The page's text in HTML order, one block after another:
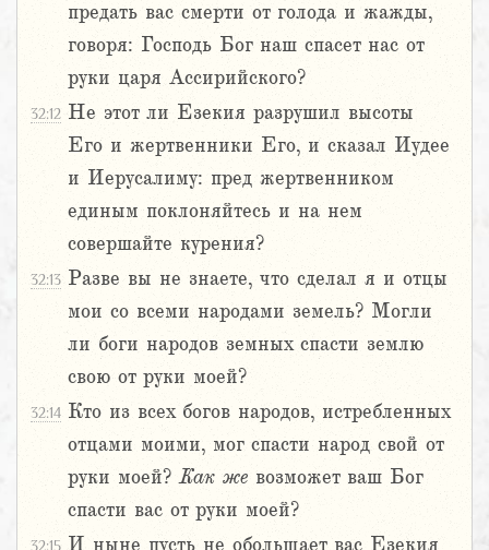
предать вас смерти от голода и жажды,
говоря: Господь Бог наш спасет нас от
руки царя Ассирийского?
32:12 Не этот ли Езекия разрушил высоты
Его и жертвенники Его, и сказал Иудее
и Иерусалиму: пред жертвенником
единым поклоняйтесь и на нем
совершайте курения?
32:13 Разве вы не знаете, что сделал я и отцы
мои со всеми народами земель? Могли
ли боги народов земных спасти землю
свою от руки моей?
32:14 Кто из всех богов народов, истребленных
отцами моими, мог спасти народ свой от
руки моей?Как же возможет ваш Бог
спасти вас от руки моей?
32:15 И ныне пусть не обольщает вас Езекия